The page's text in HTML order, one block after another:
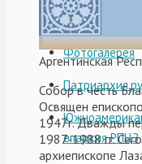
Аргентинская
Собор в честь
Освящен
1947г. Дважды
1987-1988 гг.
архиепископе
Видео
Фотогалерея
Патриархия.ру
епархия РПЦЗ